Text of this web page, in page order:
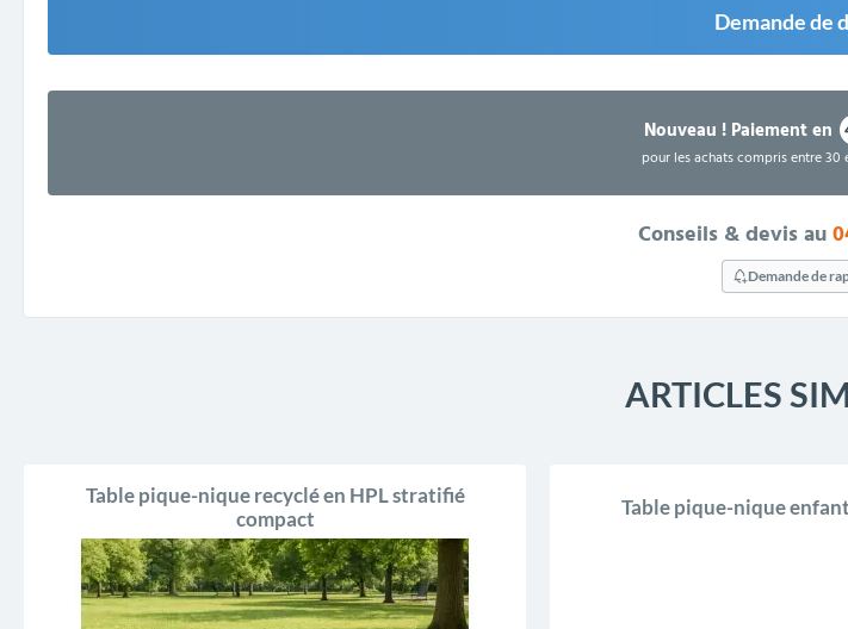
Demande de
Nouveau !Paiement en
pour les achats compris entre 30
Conseils & devis au
Demande de
ARTICLES
Table pique-nique recyclé en HPL stratifié
compact
Table pique-nique